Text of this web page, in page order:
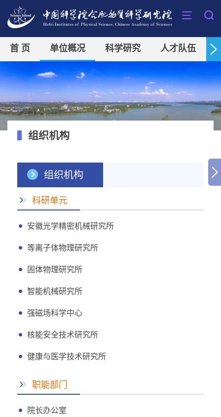
首 页 单位概况 科学研究 人才队伍
组织机构
组织机构
科研单元
安徽光学精密机械研究所
等离子体物理研究所
固体物理研究所
智能机械研究所
强磁场科学中心
核能安全技术研究所
健康与医学技术研究所
职能部门
院长办公室